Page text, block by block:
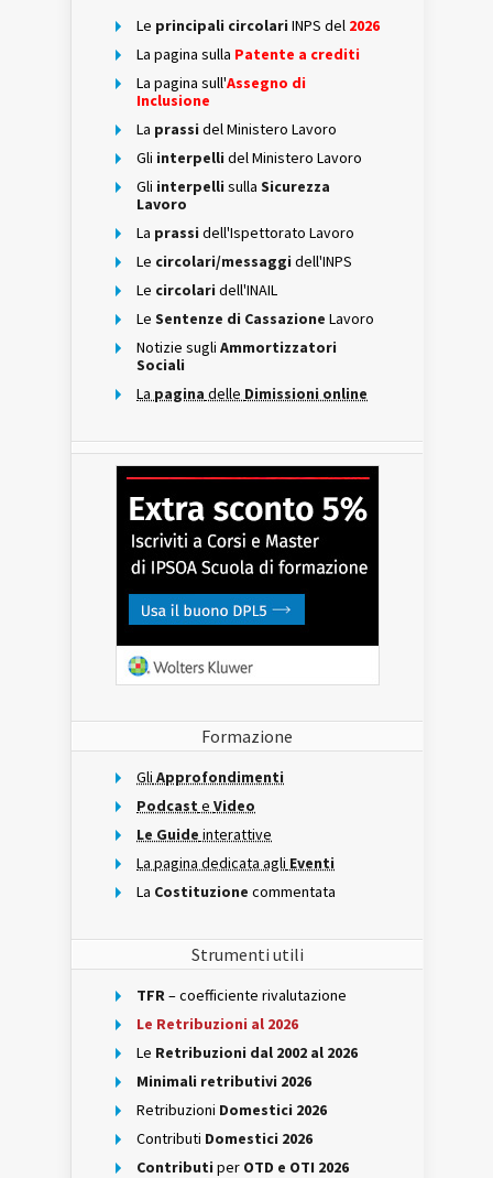
Le principali circolari INPS del 2026
La pagina sulla Patente a crediti
La pagina sull'Assegno di
Inclusione
La prassi del Ministero Lavoro
Gli interpelli del Ministero Lavoro
Gli interpelli sulla Sicurezza
Lavoro
La prassi dell'Ispettorato Lavoro
Le circolari/messaggi dell'INPS
Le circolari dell'INAIL
Le Sentenze di Cassazione Lavoro
Notizie sugli Ammortizzatori
Sociali
La pagina delle Dimissioni online
Formazione
Gli Approfondimenti
Podcast e Video
Le Guide interattive
La pagina dedicata agli Eventi
La Costituzione commentata
Strumenti utili
TFR– coefficiente rivalutazione
Le Retribuzioni al 2026
Le Retribuzioni dal 2002 al 2026
Minimali retributivi 2026
Retribuzioni Domestici 2026
Contributi Domestici 2026
Contributi per OTD e OTI 2026